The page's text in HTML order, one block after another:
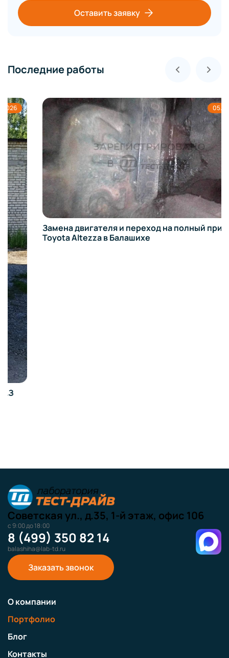
Оставить заявку
Последние работы
05.08.2026
Замена двигателя и переход на полный привод на
Toyota Altezza в Балашихе
Советская ул., д.35, 1-й этаж, офис 106
с 9:00 до 18:00
8 (499) 350 82 14
balashiha@lab-td.ru
Заказать звонок
О компании
Портфолио
Блог
Контакты